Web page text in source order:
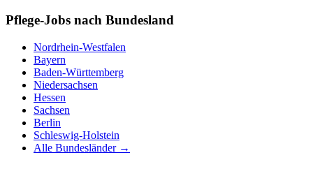
Pflege-Jobs nach Bundesland
Nordrhein-Westfalen
Bayern
Baden-Württemberg
Niedersachsen
Hessen
Sachsen
Berlin
Schleswig-Holstein
Alle Bundesländer →